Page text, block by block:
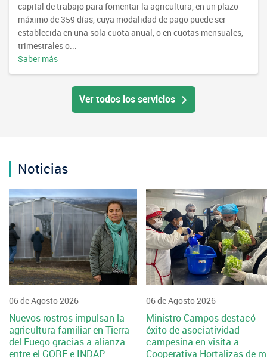
capital de trabajo para fomentar la agricultura, en un plazo
máximo de 359 días, cuya modalidad de pago puede ser
establecida en una sola cuota anual, o en cuotas mensuales,
trimestrales o...
Saber más
Ver todos los servicios
Noticias
06 de Agosto 2026
Nuevos rostros impulsan la
agricultura familiar en Tierra
del Fuego gracias a alianza
entre el GORE e INDAP
06 de Agosto 2026
Ministro Campos destacó
éxito de asociatividad
campesina en visita a
Cooperativa Hortalizas de